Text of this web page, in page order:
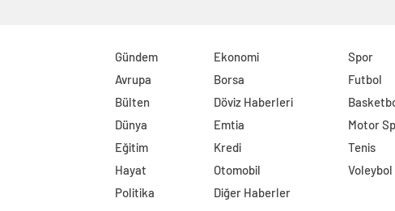
Gündem
Avrupa
Bülten
Dünya
Eğitim
Hayat
Politika
Ekonomi
Borsa
Döviz Haberleri
Emtia
Kredi
Otomobil
Diğer Haberler
Spor
Futbol
Motor
Tenis
Voleybol